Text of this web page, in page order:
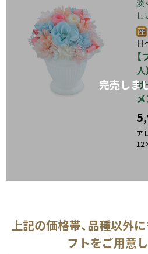
淡
し
日
人
ザ
ア
完売しま
上記の価格帯、品種以外
フトをご用意